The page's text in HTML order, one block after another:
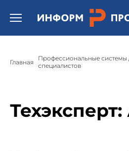
Открыть бургер меню.
Главная
Профессиональные системы
специалистов